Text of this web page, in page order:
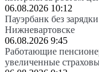
06.08.2026 10:12
Пауэрбанк без
Нижневартовске
06.08.2026 9:45
Работающие
увеличенные